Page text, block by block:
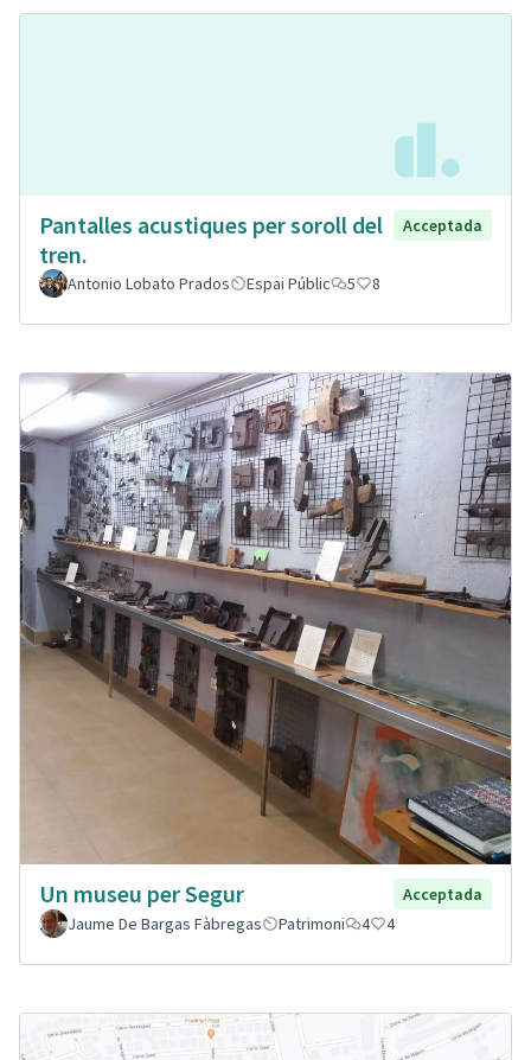
Pantalles acustiques per soroll del
tren.
Acceptada
Antonio Lobato Prados Espai Públic 5 8
Un museu per Segur
Acceptada
Jaume De Bargas Fàbregas
Patrimoni 4 4